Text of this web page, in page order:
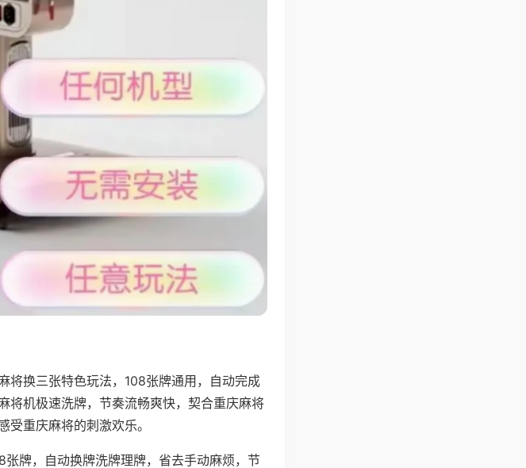
将换三张特色玩法，108张牌通用，自动完成
将机极速洗牌，节奏流畅爽快，契合重庆麻将
重庆麻将的刺激欢乐。
牌，自动换牌洗牌理牌，省去手动麻烦，节